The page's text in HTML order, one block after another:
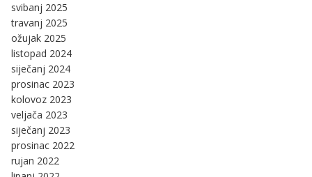
svibanj 2025
travanj 2025
ožujak 2025
listopad 2024
siječanj 2024
prosinac 2023
kolovoz 2023
veljača 2023
siječanj 2023
prosinac 2022
rujan 2022